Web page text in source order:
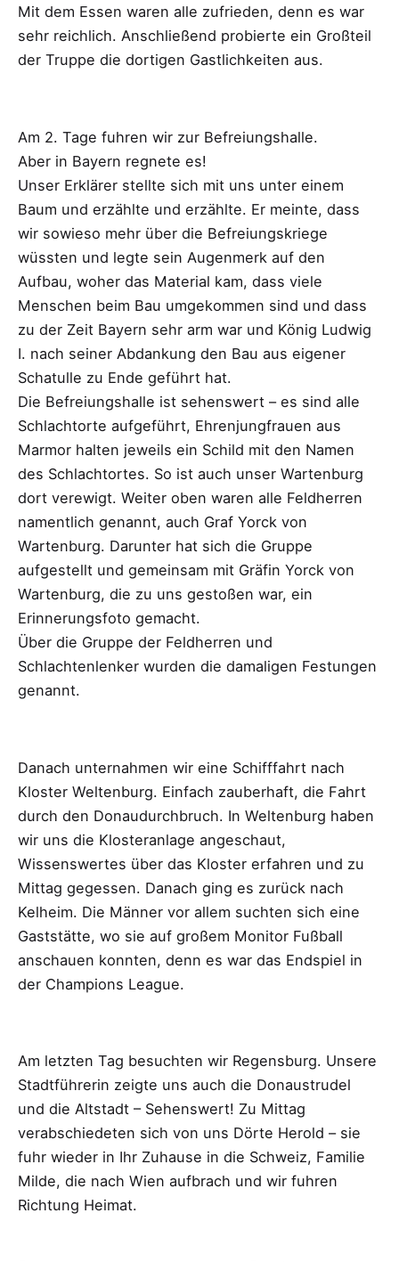
Mit dem Essen waren alle zufrieden, denn es war
sehr reichlich. Anschließend probierte ein Großteil
der Truppe die dortigen Gastlichkeiten aus.
Am 2. Tage fuhren wir zur Befreiungshalle.
Aber in Bayern regnete es!
Unser Erklärer stellte sich mit uns unter einem
Baum und erzählte und erzählte. Er meinte, dass
wir sowieso mehr über die Befreiungskriege
wüssten und legte sein Augenmerk auf den
Aufbau, woher das Material kam, dass viele
Menschen beim Bau umgekommen sind und dass
zu der Zeit Bayern sehr arm war und König Ludwig
I. nach seiner Abdankung den Bau aus eigener
Schatulle zu Ende geführt hat.
Die Befreiungshalle ist sehenswert – es sind alle
Schlachtorte aufgeführt, Ehrenjungfrauen aus
Marmor halten jeweils ein Schild mit den Namen
des Schlachtortes. So ist auch unser Wartenburg
dort verewigt. Weiter oben waren alle Feldherren
namentlich genannt, auch Graf Yorck von
Wartenburg. Darunter hat sich die Gruppe
aufgestellt und gemeinsam mit Gräfin Yorck von
Wartenburg, die zu uns gestoßen war, ein
Erinnerungsfoto gemacht.
Über die Gruppe der Feldherren und
Schlachtenlenker wurden die damaligen Festungen
genannt.
Danach unternahmen wir eine Schifffahrt nach
Kloster Weltenburg. Einfach zauberhaft, die Fahrt
durch den Donaudurchbruch. In Weltenburg haben
wir uns die Klosteranlage angeschaut,
Wissenswertes über das Kloster erfahren und zu
Mittag gegessen. Danach ging es zurück nach
Kelheim. Die Männer vor allem suchten sich eine
Gaststätte, wo sie auf großem Monitor Fußball
anschauen konnten, denn es war das Endspiel in
der Champions League.
Am letzten Tag besuchten wir Regensburg. Unsere
Stadtführerin zeigte uns auch die Donaustrudel
und die Altstadt – Sehenswert! Zu Mittag
verabschiedeten sich von uns Dörte Herold – sie
fuhr wieder in Ihr Zuhause in die Schweiz, Familie
Milde, die nach Wien aufbrach und wir fuhren
Richtung Heimat.